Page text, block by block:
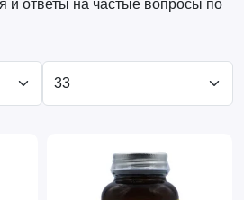
и ответы на частые вопросы по